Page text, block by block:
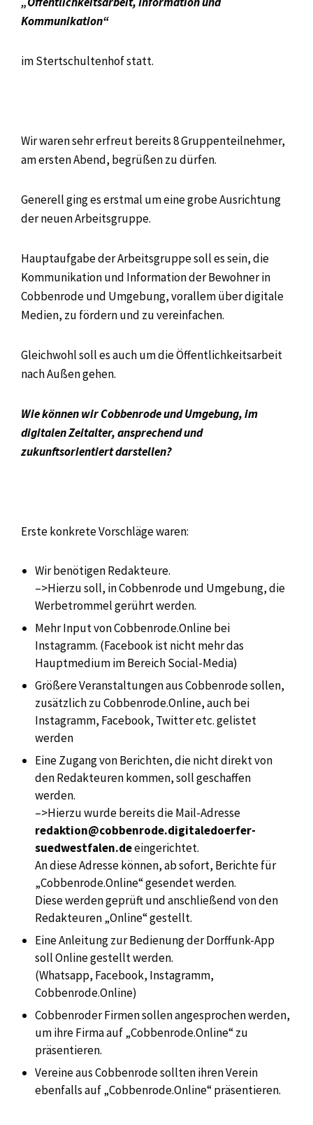
Kommunikation“
im Stertschultenhof statt.
Wir waren sehr erfreut bereits 8 Gruppenteilnehmer,
am ersten Abend, begrüßen zu dürfen.
Generell ging es erstmal um eine grobe Ausrichtung
der neuen Arbeitsgruppe.
Hauptaufgabe der Arbeitsgruppe soll es sein, die
Kommunikation und Information der Bewohner in
Cobbenrode und Umgebung, vorallem über digitale
Medien, zu fördern und zu vereinfachen.
Gleichwohl soll es auch um die Öffentlichkeitsarbeit
nach Außen gehen.
Wie können wir Cobbenrode und Umgebung, im
digitalen Zeitalter, ansprechend und
zukunftsorientiert darstellen?
Erste konkrete Vorschläge waren:
Wir benötigen Redakteure.
–>Hierzu soll, in Cobbenrode und Umgebung, die
Werbetrommel gerührt werden.
Mehr Input von Cobbenrode.Online bei
Instagramm. (Facebook ist nicht mehr das
Hauptmedium im Bereich Social-Media)
Größere Veranstaltungen aus Cobbenrode sollen,
zusätzlich zu Cobbenrode.Online, auch bei
Instagramm, Facebook, Twitter etc. gelistet
werden
Eine Zugang von Berichten, die nicht direkt von
den Redakteuren kommen, soll geschaffen
werden.
–>Hierzu wurde bereits die Mail-Adresse
redaktion@cobbenrode.digitaledoerfer-
suedwestfalen.deeingerichtet.
An diese Adresse können, ab sofort, Berichte für
„Cobbenrode.Online“ gesendet werden.
Diese werden geprüft und anschließend von den
Redakteuren „Online“ gestellt.
Eine Anleitung zur Bedienung der Dorffunk-App
soll Online gestellt werden.
(Whatsapp, Facebook, Instagramm,
Cobbenrode.Online)
Cobbenroder Firmen sollen angesprochen werden,
um ihre Firma auf „Cobbenrode.Online“ zu
präsentieren.
Vereine aus Cobbenrode sollten ihren Verein
ebenfalls auf „Cobbenrode.Online“ präsentieren.